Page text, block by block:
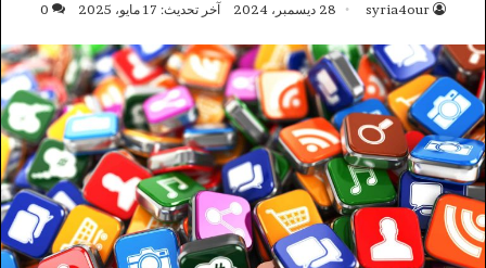
syria4our 28 ديسمبر، 2024 آخر تحديث: 17 مايو، 2025 0